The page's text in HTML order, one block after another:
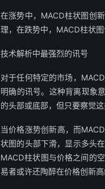
在涨势中，MACD柱状图创
理，在跌势中，MACD柱状
技术解析中最强烈的讯号
对于任何特定的市场，
明确的讯号。这种背离现象
的头部或底部，但只要察觉
当价格涨势创新高，而
状图的头部下滑，显示多头
MACD柱状图与价格之间的
易者或许还陶醉在价格创新高